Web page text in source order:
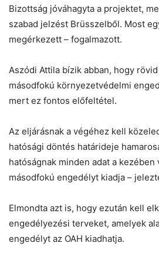
Bizottság jóváhagyta a projektet,
szabad jelzést Brüsszelből. Most
megérkezett – fogalmazott.
Aszódi Attila bízik abban, hogy
másodfokú környezetvédelmi
mert ez fontos előfeltétel.
Az eljárásnak a végéhez kell
hatósági döntés határideje
hatóságnak minden adat a kezében
másodfokú engedélyt kiadja –
Elmondta azt is, hogy ezután kell
engedélyezési terveket, amelyek
engedélyt az OAH kiadhatja.